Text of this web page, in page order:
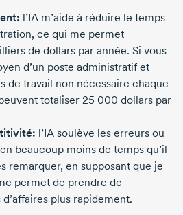
l’IA m’aide à réduire le temps
ce qui me permet
de dollars par année. Si vous
d’un poste administratif et
de travail non nécessaire chaque
totaliser 25 000 dollars par
l’IA soulève les erreurs ou
beaucoup moins de temps qu’il
remarquer, en supposant que je
permet de prendre de
plus rapidement.